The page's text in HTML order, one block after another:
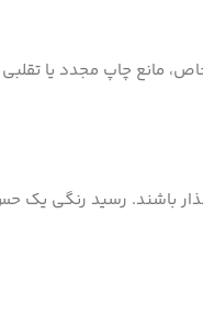
مانع چاپ مجدد یا
باشند. رسید رنگی